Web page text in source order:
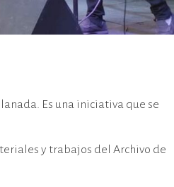
Es una iniciativa que se
y trabajos del Archivo de